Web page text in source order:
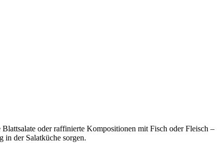
oder raffinierte Kompositionen mit Fisch oder Fleisch –
in der Salatküche sorgen.